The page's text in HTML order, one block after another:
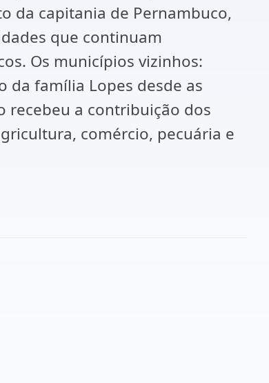
da capitania de Pernambuco,
que continuam
Os municípios vizinhos:
da família Lopes desde as
recebeu a contribuição dos
comércio, pecuária e